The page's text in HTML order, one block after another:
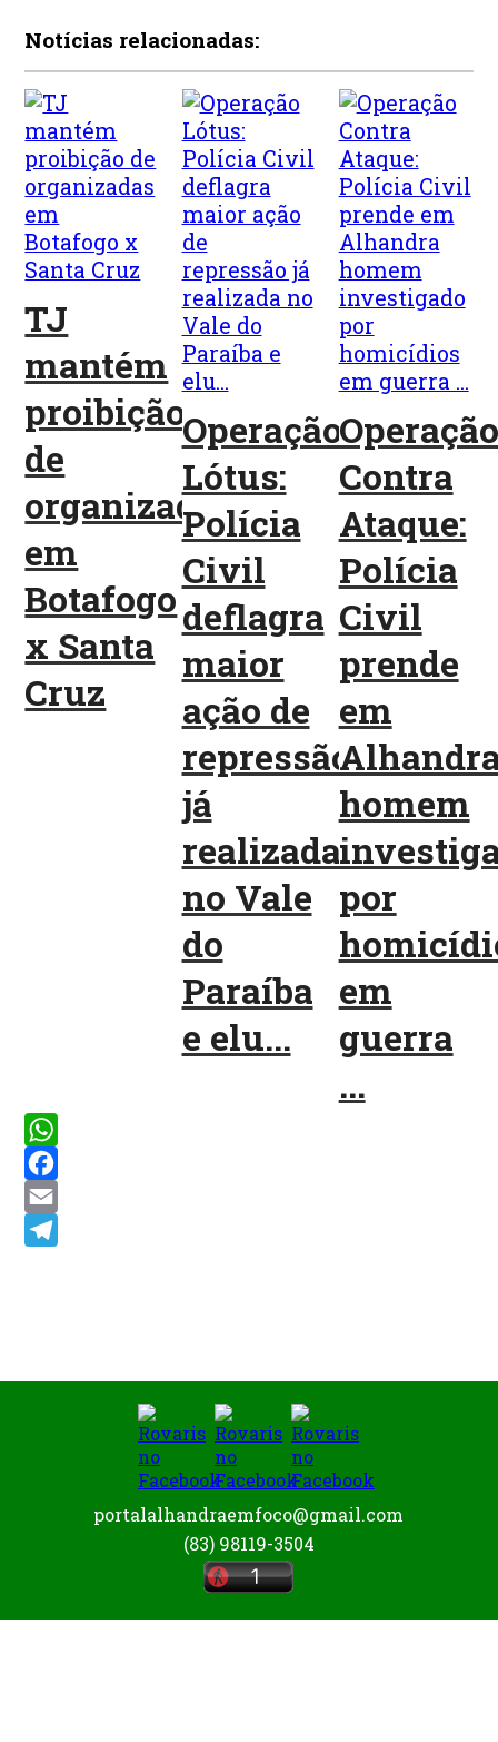
Notícias relacionadas:
TJ
mantém
proibição
de
organizadas
em
Botafogo
x Santa
Cruz
Operação
Lótus:
Polícia
Civil
deflagra
maior
ação de
repressão
já
realizada
no Vale
do
Paraíba
e elu...
Operação
Contra
Ataque:
Polícia
Civil
prende
em
homem
por
em
guerra
...
WhatsApp
Facebook
Email
portalalhandraemfoco@gmail.com
(83) 98119-3504